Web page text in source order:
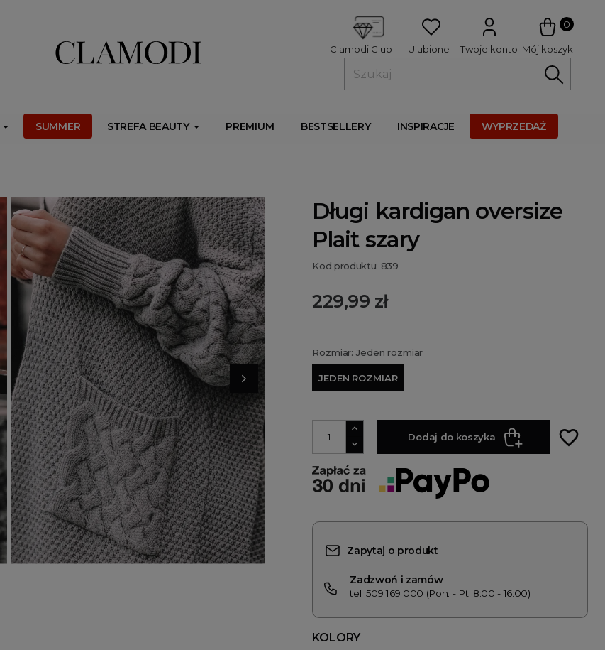
0
Mój koszyk
Twoje konto
Ulubione
Clamodi Club
SUMMER STREFA BEAUTY PREMIUM BESTSELLERY INSPIRACJE WYPRZEDAŻ
Długi kardigan oversize
Plait szary
Kod produktu: 839
229,99 zł
Rozmiar: Jeden rozmiar
JEDEN ROZMIAR
Dodaj do koszyka favorite_border
Zapytaj o produkt
Zadzwoń i zamów
tel. 509 169 000 (Pon. - Pt. 8:00 - 16:00)
KOLORY